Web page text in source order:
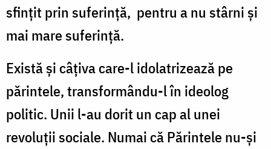
sfinţit prin suferinţă, pentru a nu stârni şi
mai mare suferinţă.
Există şi câţiva care-l idolatrizează pe
părintele, transformându-l în ideolog
politic. Unii l-au dorit un cap al unei
revoluţii sociale. Numai că Părintele nu-şi